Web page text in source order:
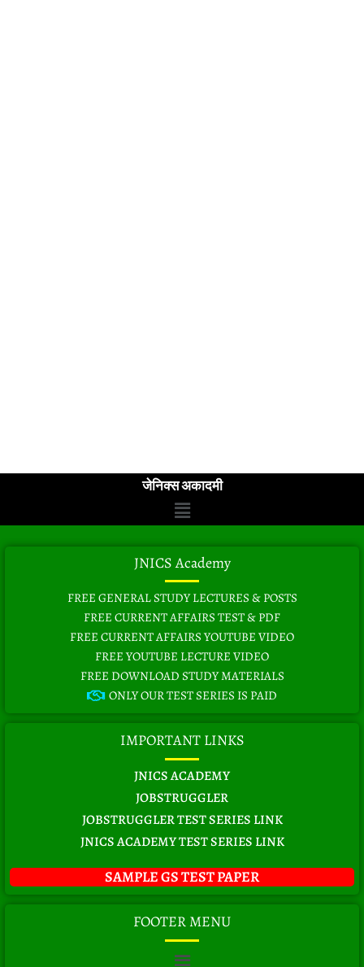
जेनिक्स अकादमी
Menu
JNICS Academy
FREE GENERAL STUDY LECTURES & POSTS
FREE CURRENT AFFAIRS TEST & PDF
FREE CURRENT AFFAIRS YOUTUBE VIDEO
FREE YOUTUBE LECTURE VIDEO
FREE DOWNLOAD STUDY MATERIALS
ONLY OUR TEST SERIES IS PAID
IMPORTANT LINKS
JNICS ACADEMY
JOBSTRUGGLER
JOBSTRUGGLER TEST SERIES LINK
JNICS ACADEMY TEST SERIES LINK
SAMPLE GS TEST PAPER
FOOTER MENU
Menu